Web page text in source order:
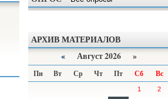
АРХИВ МАТЕРИАЛОВ
«Август 2026 »
Пн Вт Ср Чт Пт Сб Вс
1 2